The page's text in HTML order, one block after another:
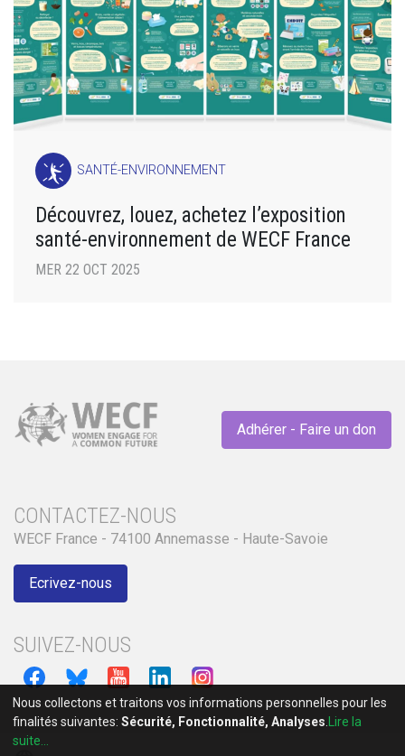
SANTÉ-ENVIRONNEMENT
Découvrez, louez, achetez l’exposition
santé-environnement de WECF France
MER 22 OCT 2025
Adhérer - Faire un don
CONTACTEZ-NOUS
WECF France - 74100 Annemasse - Haute-Savoie
Ecrivez-nous
SUIVEZ-NOUS
Nous collectons et traitons vos informations personnelles pour les
finalités suivantes: Sécurité, Fonctionnalité, Analyses
Lire la
suite...